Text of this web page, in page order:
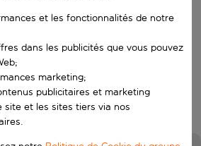
Rechercher
et les fonctionnalités de notre
dans les publicités que vous pouvez
marketing;
publicitaires et marketing
site et les sites tiers via nos